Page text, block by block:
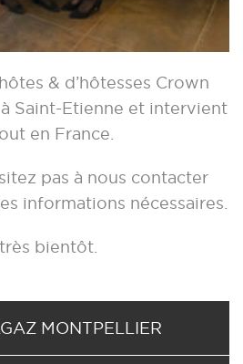
& d’hôtesses Crown
Saint-Etienne et intervient
en France.
pas à nous contacter
informations nécessaires.
bientôt.
MONTPELLIER